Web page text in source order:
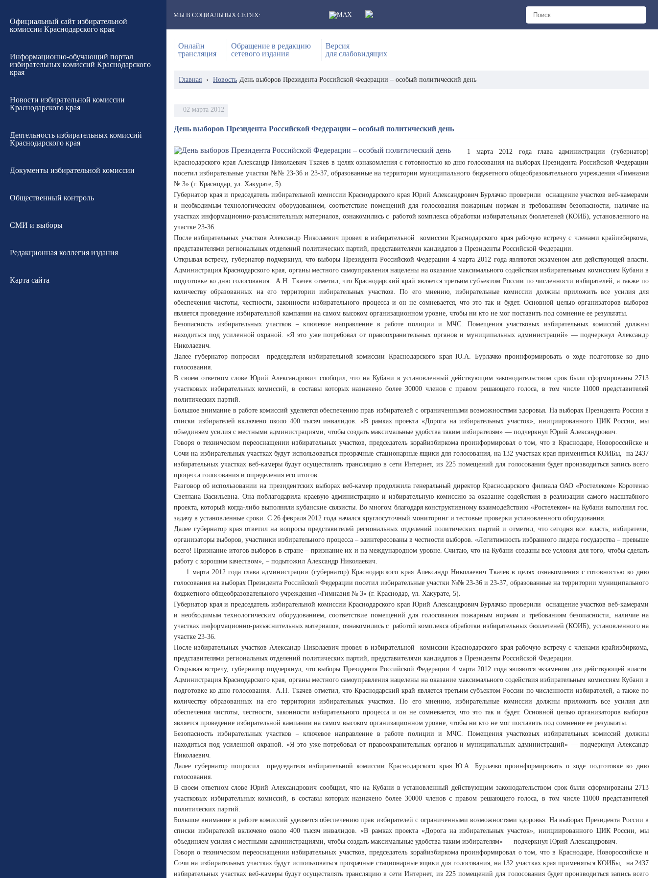
Официальный сайт избирательной
комиссии Краснодарского края
Информационно-обучающий портал
избирательных комиссий Краснодарского
края
Новости избирательной комиссии
Краснодарского края
Деятельность избирательных комиссий
Краснодарского края
Документы избирательной комиссии
Общественный контроль
СМИ и выборы
Редакционная коллегия издания
Карта сайта
МЫ В СОЦИАЛЬНЫХ СЕТЯХ:
Онлайн
трансляция
Обращение в редакцию
сетевого издания
Версия
для слабовидящих
Главная › Новость День выборов Президента Российской Федерации – особый политический день
02 марта 2012
День выборов Президента Российской Федерации – особый политический день
1 марта 2012 года глава администрации (губернатор)
Краснодарского края Александр Николаевич Ткачев в целях ознакомления с готовностью ко дню голосования на выборах Президента Российской Федерации
посетил избирательные участки №№ 23-36 и 23-37, образованные на территории муниципального бюджетного общеобразовательного учреждения «Гимназия
№ 3» (г. Краснодар, ул. Хакурате, 5).
Губернатор края и председатель избирательной комиссии Краснодарского края Юрий Александрович Бурлачко проверили оснащение участков веб-камерами
и необходимым технологическим оборудованием, соответствие помещений для голосования пожарным нормам и требованиям безопасности, наличие на
участках информационно-разъяснительных материалов, ознакомились с работой комплекса обработки избирательных бюллетеней (КОИБ), установленного на
участке 23-36.
После избирательных участков Александр Николаевич провел в избирательной комиссии Краснодарского края рабочую встречу с членами крайизбиркома,
представителями региональных отделений политических партий, представителями кандидатов в Президенты Российской Федерации.
Открывая встречу, губернатор подчеркнул, что выборы Президента Российской Федерации 4 марта 2012 года являются экзаменом для действующей власти.
Администрация Краснодарского края, органы местного самоуправления нацелены на оказание максимального содействия избирательным комиссиям Кубани в
подготовке ко дню голосования. А.Н. Ткачев отметил, что Краснодарский край является третьим субъектом России по численности избирателей, а также по
количеству образованных на его территории избирательных участков. По его мнению, избирательные комиссии должны приложить все усилия для
обеспечения чистоты, честности, законности избирательного процесса и он не сомневается, что это так и будет. Основной целью организаторов выборов
является проведение избирательной кампании на самом высоком организационном уровне, чтобы ни кто не мог поставить под сомнение ее результаты.
Безопасность избирательных участков – ключевое направление в работе полиции и МЧС. Помещения участковых избирательных комиссий должны
находиться под усиленной охраной. «Я это уже потребовал от правоохранительных органов и муниципальных администраций» — подчеркнул Александр
Николаевич.
Далее губернатор попросил председателя избирательной комиссии Краснодарского края Ю.А. Бурлачко проинформировать о ходе подготовке ко дню
голосования.
В своем ответном слове Юрий Александрович сообщил, что на Кубани в установленный действующим законодательством срок были сформированы 2713
участковых избирательных комиссий, в составы которых назначено более 30000 членов с правом решающего голоса, в том числе 11000 представителей
политических партий.
Большое внимание в работе комиссий уделяется обеспечению прав избирателей с ограниченными возможностями здоровья. На выборах Президента России в
списки избирателей включено около 400 тысяч инвалидов. «В рамках проекта «Дорога на избирательных участок», инициированного ЦИК России, мы
объединяем усилия с местными администрациями, чтобы создать максимальные удобства таким избирателям» — подчеркнул Юрий Александрович.
Говоря о техническом переоснащении избирательных участков, председатель корайизбиркома проинформировал о том, что в Краснодаре, Новороссийске и
Сочи на избирательных участках будут использоваться прозрачные стационарные ящики для голосования, на 132 участках края применяться КОИБы, на 2437
избирательных участках веб-камеры будут осуществлять трансляцию в сети Интернет, из 225 помещений для голосования будет производиться запись всего
процесса голосования и определения его итогов.
Разговор об использовании на президентских выборах веб-камер продолжила генеральный директор Краснодарского филиала ОАО «Ростелеком» Коротенко
Светлана Васильевна. Она поблагодарила краевую администрацию и избирательную комиссию за оказание содействия в реализации самого масштабного
проекта, который когда-либо выполняли кубанские связисты. Во многом благодаря конструктивному взаимодействию «Ростелеком» на Кубани выполнил гос.
задачу в установленные сроки. С 26 февраля 2012 года начался круглосуточный мониторинг и тестовые проверки установленного оборудования.
Далее губернатор края ответил на вопросы представителей региональных отделений политических партий и отметил, что сегодня все: власть, избиратели,
организаторы выборов, участники избирательного процесса – заинтересованы в честности выборов. «Легитимность избранного лидера государства – превыше
всего! Признание итогов выборов в стране – признание их и на международном уровне. Считаю, что на Кубани созданы все условия для того, чтобы сделать
работу с хорошим качеством», – подытожил Александр Николаевич.
1 марта 2012 года глава администрации (губернатор) Краснодарского края Александр Николаевич Ткачев в целях ознакомления с готовностью ко дню
голосования на выборах Президента Российской Федерации посетил избирательные участки №№ 23-36 и 23-37, образованные на территории муниципального
бюджетного общеобразовательного учреждения «Гимназия № 3» (г. Краснодар, ул. Хакурате, 5).
Губернатор края и председатель избирательной комиссии Краснодарского края Юрий Александрович Бурлачко проверили оснащение участков веб-камерами
и необходимым технологическим оборудованием, соответствие помещений для голосования пожарным нормам и требованиям безопасности, наличие на
участках информационно-разъяснительных материалов, ознакомились с работой комплекса обработки избирательных бюллетеней (КОИБ), установленного на
участке 23-36.
После избирательных участков Александр Николаевич провел в избирательной комиссии Краснодарского края рабочую встречу с членами крайизбиркома,
представителями региональных отделений политических партий, представителями кандидатов в Президенты Российской Федерации.
Открывая встречу, губернатор подчеркнул, что выборы Президента Российской Федерации 4 марта 2012 года являются экзаменом для действующей власти.
Администрация Краснодарского края, органы местного самоуправления нацелены на оказание максимального содействия избирательным комиссиям Кубани в
подготовке ко дню голосования. А.Н. Ткачев отметил, что Краснодарский край является третьим субъектом России по численности избирателей, а также по
количеству образованных на его территории избирательных участков. По его мнению, избирательные комиссии должны приложить все усилия для
обеспечения чистоты, честности, законности избирательного процесса и он не сомневается, что это так и будет. Основной целью организаторов выборов
является проведение избирательной кампании на самом высоком организационном уровне, чтобы ни кто не мог поставить под сомнение ее результаты.
Безопасность избирательных участков – ключевое направление в работе полиции и МЧС. Помещения участковых избирательных комиссий должны
находиться под усиленной охраной. «Я это уже потребовал от правоохранительных органов и муниципальных администраций» — подчеркнул Александр
Николаевич.
Далее губернатор попросил председателя избирательной комиссии Краснодарского края Ю.А. Бурлачко проинформировать о ходе подготовке ко дню
голосования.
В своем ответном слове Юрий Александрович сообщил, что на Кубани в установленный действующим законодательством срок были сформированы 2713
участковых избирательных комиссий, в составы которых назначено более 30000 членов с правом решающего голоса, в том числе 11000 представителей
политических партий.
Большое внимание в работе комиссий уделяется обеспечению прав избирателей с ограниченными возможностями здоровья. На выборах Президента России в
списки избирателей включено около 400 тысяч инвалидов. «В рамках проекта «Дорога на избирательных участок», инициированного ЦИК России, мы
объединяем усилия с местными администрациями, чтобы создать максимальные удобства таким избирателям» — подчеркнул Юрий Александрович.
Говоря о техническом переоснащении избирательных участков, председатель корайизбиркома проинформировал о том, что в Краснодаре, Новороссийске и
Сочи на избирательных участках будут использоваться прозрачные стационарные ящики для голосования, на 132 участках края применяться КОИБы, на 2437
избирательных участках веб-камеры будут осуществлять трансляцию в сети Интернет, из 225 помещений для голосования будет производиться запись всего